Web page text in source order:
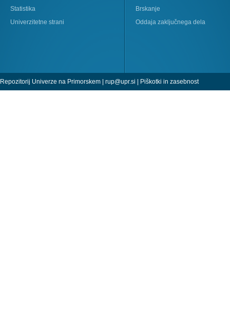
Statistika
Univerzitetne strani
Brskanje
Oddaja zaključnega dela
Repozitorij Univerze na Primorskem | rup@upr.si | Piškotki in zasebnost